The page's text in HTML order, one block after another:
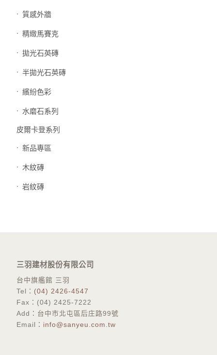
質感外牆
精緻馬賽克
拋光石英磚
半拋光石英磚
繽紛色彩
水磨石系列
皮爾卡登系列
新品專區
木紋磚
岩紋磚
三羽建材股份有限公司
台中旗艦館 三羽
Tel： (04) 2426-4547
Fax：(04) 2425-7222
Add：台中市北屯區后庄路99號
Email： info@sanyeu.com.tw